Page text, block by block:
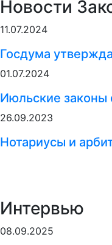
Новости
11.07.2024
Госдума
01.07.2024
Июльские законы
26.09.2023
Нотариусы и
Интервью
08.09.2025